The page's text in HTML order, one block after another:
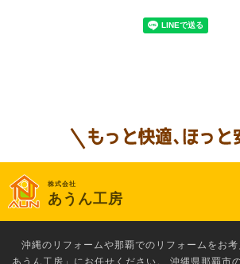
株式会社
あうん工房
沖縄のリフォームや那覇でのリフォームをお
あうん工房」にお任せください。 沖縄県那覇市